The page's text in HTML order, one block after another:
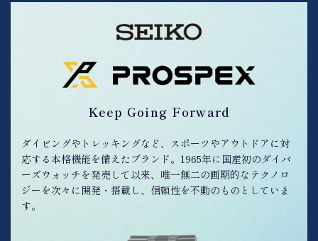
Keep Going Forward
ダイビングやトレッキングなど、スポーツやアウトドアに対
応する本格機能を備えたブランド。1965年に国産初のダイバ
ーズウォッチを発売して以来、唯一無二の画期的なテクノロ
ジーを次々に開発・搭載し、信頼性を不動のものとしていま
す。